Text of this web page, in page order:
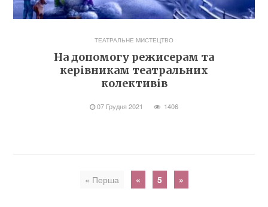
ТЕАТРАЛЬНЕ МИСТЕЦТВО
На допомогу режисерам та
керівникам театральних
колективів
07 Грудня 2021 1406
« Перша « 5 »